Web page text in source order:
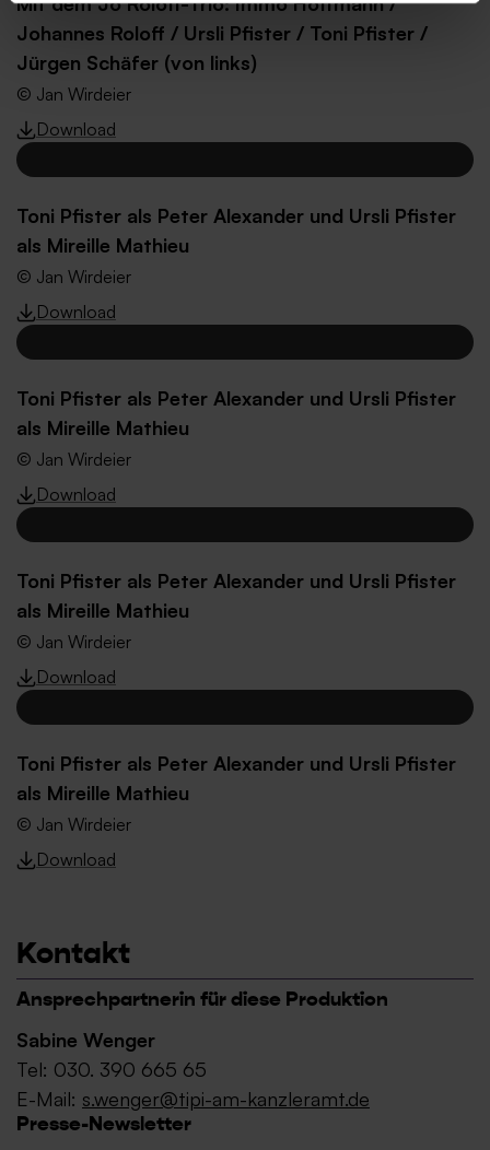
Johannes Roloff / Ursli Pfister / Toni Pfister /
Jürgen Schäfer (von links)
© Jan Wirdeier
Download
Toni Pfister als Peter Alexander und Ursli Pfister
als Mireille Mathieu
© Jan Wirdeier
Download
Toni Pfister als Peter Alexander und Ursli Pfister
als Mireille Mathieu
© Jan Wirdeier
Download
Toni Pfister als Peter Alexander und Ursli Pfister
als Mireille Mathieu
© Jan Wirdeier
Download
Toni Pfister als Peter Alexander und Ursli Pfister
als Mireille Mathieu
© Jan Wirdeier
Download
Kontakt
Ansprechpartnerin für diese Produktion
Sabine Wenger
Tel: 030. 390 665 65
E-Mail: s.wenger@tipi-am-kanzleramt.de
Presse-Newsletter